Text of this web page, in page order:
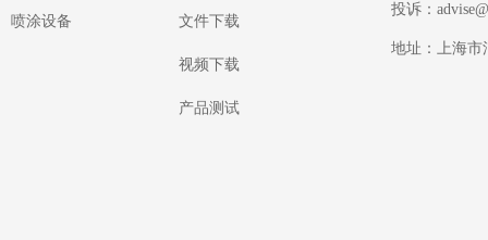
喷涂设备 文件下载
视频下载
产品测试
投诉：
地址：上海市